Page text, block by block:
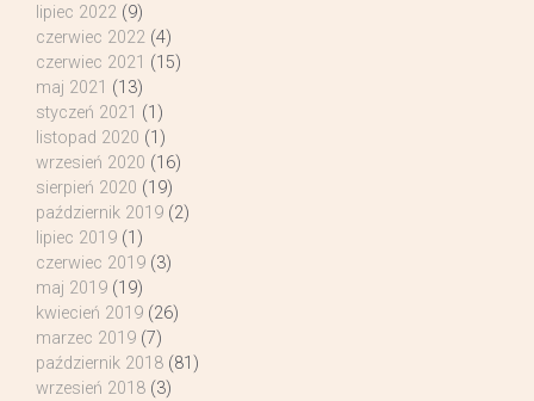
lipiec 2022 (9)
czerwiec 2022 (4)
czerwiec 2021 (15)
maj 2021 (13)
styczeń 2021 (1)
listopad 2020 (1)
wrzesień 2020 (16)
sierpień 2020 (19)
październik 2019 (2)
lipiec 2019 (1)
czerwiec 2019 (3)
maj 2019 (19)
kwiecień 2019 (26)
marzec 2019 (7)
październik 2018 (81)
wrzesień 2018 (3)